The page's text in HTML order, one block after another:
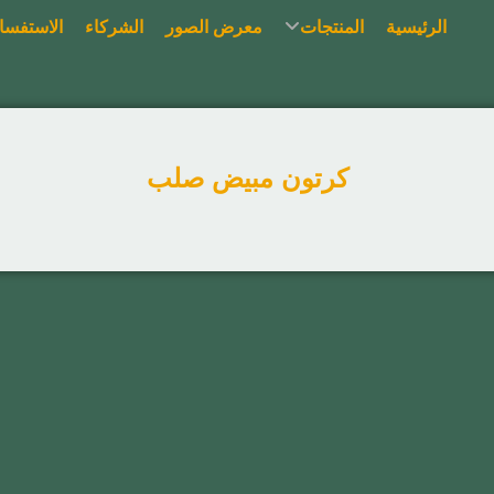
الرئيسية المنتجات معرض الصور الشركاء
كرتون مبيض صلب